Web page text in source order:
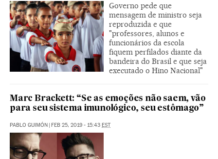
Governo pede que
mensagem de ministro seja
reproduzida e que
"professores, alunos e
funcionários da escola
fiquem perfilados diante da
bandeira do Brasil e que seja
executado o Hino Nacional"
Marc Brackett: “Se as emoções não saem, vão
para seu sistema imunológico, seu estômago”
PABLO GUIMÓN | FEB 25, 2019 - 15:43 EST